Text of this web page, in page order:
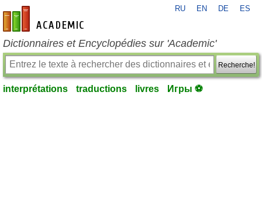
fr-academic.com
RU EN DE ES
Dictionnaires et Encyclopédies sur 'Academic'
Recherche!
interprétations traductions livres Игры ⚽